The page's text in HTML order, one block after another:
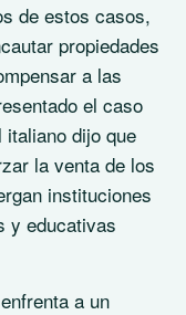
de estos casos,
propiedades
a las
el caso
dijo que
la venta de los
instituciones
y educativas
a un